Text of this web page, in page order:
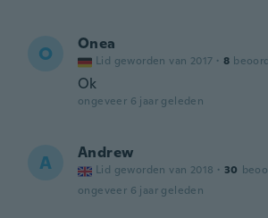
O Onea
Lid geworden van 2017 · 8
Ok
ongeveer 6 jaar geleden
A Andrew
Lid geworden van 2018 · 30
ongeveer 6 jaar geleden